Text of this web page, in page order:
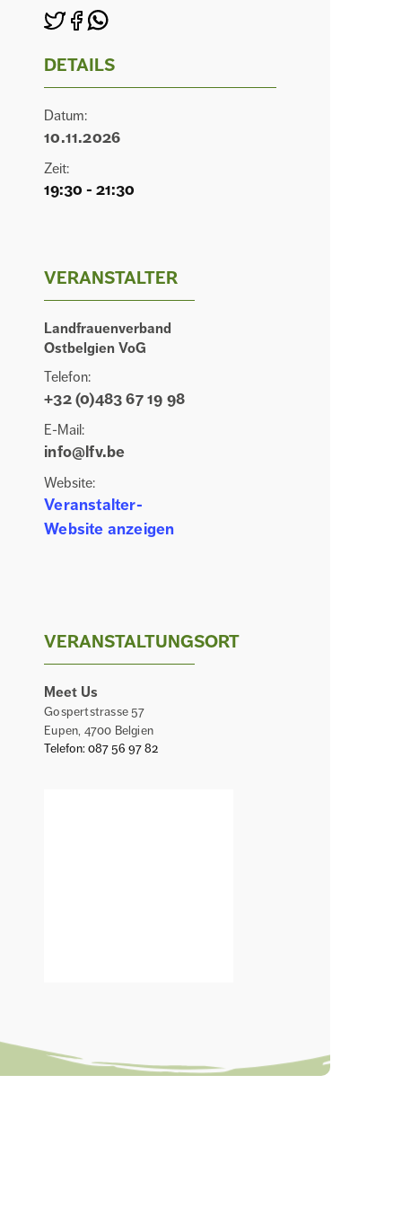
DETAILS
Datum:
10.11.2026
Zeit:
19:30 - 21:30
VERANSTALTER
Landfrauenverband
Ostbelgien VoG
Telefon:
+32 (0)483 67 19 98
E-Mail:
info@lfv.be
Website:
Veranstalter-
Website anzeigen
VERANSTALTUNGSORT
Meet Us
Gospertstrasse 57
Eupen, 4700 Belgien
Telefon:087 56 97 82